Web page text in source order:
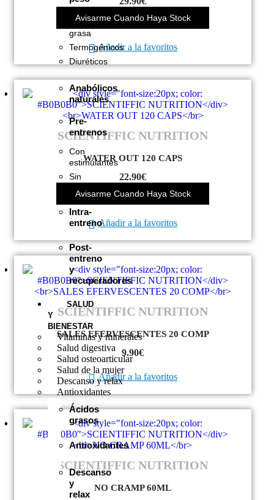
de
grasa
Termogénicos
Diuréticos
Anabólicos
naturales
Pre-
entrenos
Con
estimulantes
Sin
Intra-
entreno
Post-
entreno
y
recuperadores
SALUD
Y
BIENESTAR
Vitaminas y minerales
Salud digestiva
Salud osteoarticular
Salud de la mujer
Descanso y relax
Antioxidantes
Ácidos
grasos
Antioxidantes
Descanso
y
relax
Avisarme Cuando Haya Stock
Añadir a la favoritos
SCIENTIFFIC NUTRITION
WATER OUT 120 CAPS
22.90€
Avisarme Cuando Haya Stock
Añadir a la favoritos
SCIENTIFFIC NUTRITION
SALES EFERVESCENTES 20 COMP
9.90€
Añadir a la favoritos
SCIENTIFFIC NUTRITION
NO CRAMP 60ML